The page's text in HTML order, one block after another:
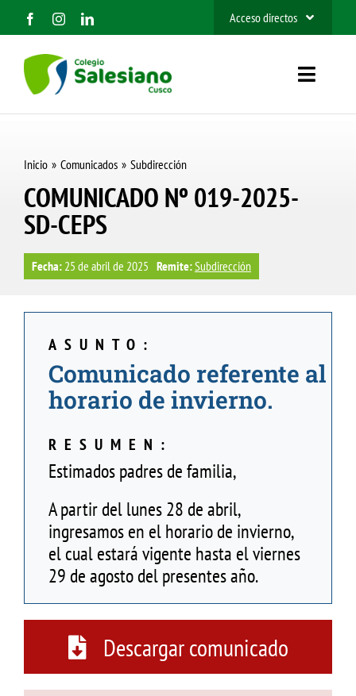
Saltar
contenido
Acceso directos
SIEWEB
Contacto
Toggle
Organización
Información
Admisión 2027
BUSCAR:
Inicio Comunicados Subdirección
COMUNICADO Nº 019-2025-
SD-CEPS
Fecha: 25 de abril de 2025 Remite:Subdirección
ASUNTO:
Comunicado referente al
horario de invierno.
RESUMEN:
Estimados padres de familia,
A partir del lunes 28 de abril,
ingresamos en el horario de invierno,
el cual estará vigente hasta el viernes
29 de agosto del presentes año.
Descargar comunicado